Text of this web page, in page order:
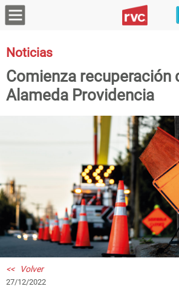
Noticias
Comienza recuperación
Alameda Providencia
<< Volver
27/12/2022